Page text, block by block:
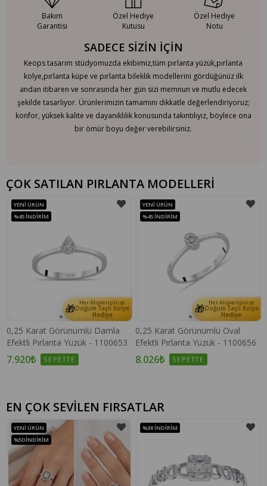
SADECE SİZİN İÇİN
Keops tasarım stüdyomuzda ekibimiz,tüm pırlanta yüzük,pırlanta
kolye,pırlanta küpe ve pırlanta bileklik modellerini gördüğünüz ilk
andan itibaren ve sonrasında her gün sizi memnun ve mutlu edecek
şekilde tasarlıyor. Ürünlerimizin tamamını dikkatle değerlendiriyoruz;
konfor, yüksek kalite ve dayanıklılık konusunda takıntılıyız, böylece ona
bir ömür boyu değer verebilirsiniz.
Bakım
Garantisi
Özel Hediye
Kutusu
Özel Hediye
Notu
ÇOK SATILAN PIRLANTA MODELLERİ
🎁 Her Alışverişinize
Doğum Taşlı Kolye
Hediye
0,25 Karat Görünümlü Damla
Efektli Pırlanta Yüzük - 1100653
7.920₺ SEPETTE
YENI ÜRÜN
%45 İNDIRIM
🎁 Her Alışverişinize
Doğum Taşlı Kolye
Hediye
0,25 Karat Görünümlü Oval
Efektli Pırlanta Yüzük - 1100656
8.026₺ SEPETTE
YENI ÜRÜN
%45 İNDIRIM
EN ÇOK SEVİLEN FIRSATLAR
YENI ÜRÜN
%50 İNDIRIM
%38 İNDIRIM